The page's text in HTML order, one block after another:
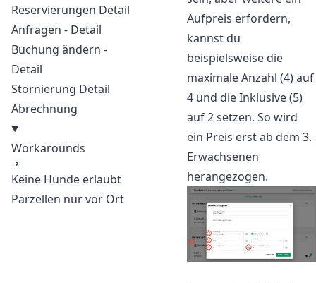
Reservierungen Detail
Anfragen - Detail
Buchung ändern -
Detail
Stornierung Detail
Abrechnung
Workarounds
Keine Hunde erlaubt
Parzellen nur vor Ort
Aufpreis erfordern,
kannst du
beispielsweise die
maximale Anzahl (4) auf
4 und die Inklusive (5)
auf 2 setzen. So wird
ein Preis erst ab dem 3.
Erwachsenen
herangezogen.